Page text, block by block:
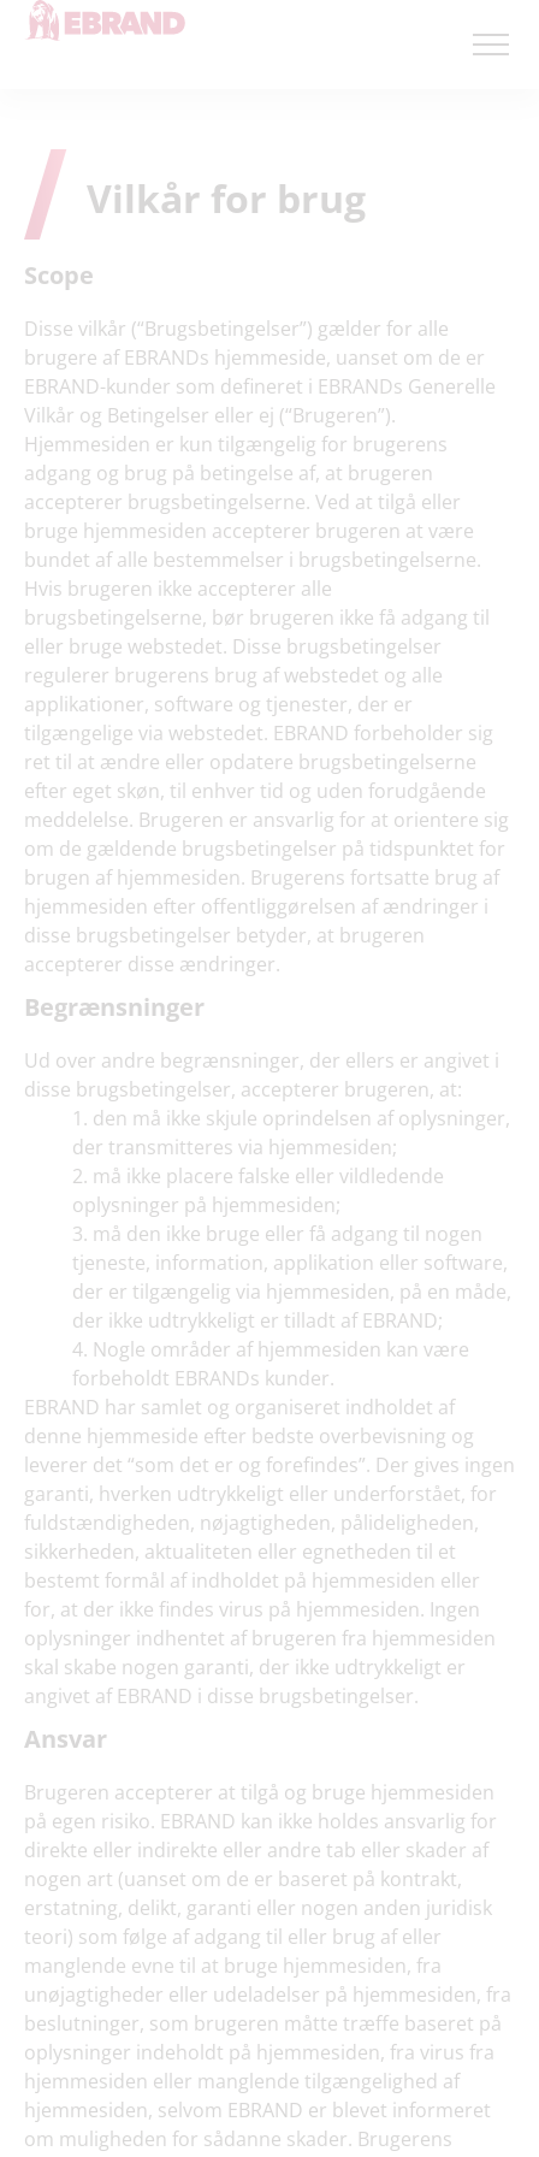
Vilkår for brug
Scope
Disse vilkår (“Brugsbetingelser”) gælder for alle
brugere af EBRANDs hjemmeside, uanset om de er
EBRAND-kunder som defineret i EBRANDs Generelle
Vilkår og Betingelser eller ej (“Brugeren”).
Hjemmesiden er kun tilgængelig for brugerens
adgang og brug på betingelse af, at brugeren
accepterer brugsbetingelserne. Ved at tilgå eller
bruge hjemmesiden accepterer brugeren at være
bundet af alle bestemmelser i brugsbetingelserne.
Hvis brugeren ikke accepterer alle
brugsbetingelserne, bør brugeren ikke få adgang til
eller bruge webstedet. Disse brugsbetingelser
regulerer brugerens brug af webstedet og alle
applikationer, software og tjenester, der er
tilgængelige via webstedet. EBRAND forbeholder sig
ret til at ændre eller opdatere brugsbetingelserne
efter eget skøn, til enhver tid og uden forudgående
meddelelse. Brugeren er ansvarlig for at orientere sig
om de gældende brugsbetingelser på tidspunktet for
brugen af hjemmesiden. Brugerens fortsatte brug af
hjemmesiden efter offentliggørelsen af ændringer i
disse brugsbetingelser betyder, at brugeren
accepterer disse ændringer.
Begrænsninger
Ud over andre begrænsninger, der ellers er angivet i
disse brugsbetingelser, accepterer brugeren, at:
den må ikke skjule oprindelsen af oplysninger,
der transmitteres via hjemmesiden;
må ikke placere falske eller vildledende
oplysninger på hjemmesiden;
må den ikke bruge eller få adgang til nogen
tjeneste, information, applikation eller software,
der er tilgængelig via hjemmesiden, på en måde,
der ikke udtrykkeligt er tilladt af EBRAND;
Nogle områder af hjemmesiden kan være
forbeholdt EBRANDs kunder.
EBRAND har samlet og organiseret indholdet af
denne hjemmeside efter bedste overbevisning og
leverer det “som det er og forefindes”. Der gives ingen
garanti, hverken udtrykkeligt eller underforstået, for
fuldstændigheden, nøjagtigheden, pålideligheden,
sikkerheden, aktualiteten eller egnetheden til et
bestemt formål af indholdet på hjemmesiden eller
for, at der ikke findes virus på hjemmesiden. Ingen
oplysninger indhentet af brugeren fra hjemmesiden
skal skabe nogen garanti, der ikke udtrykkeligt er
angivet af EBRAND i disse brugsbetingelser.
Ansvar
Brugeren accepterer at tilgå og bruge hjemmesiden
på egen risiko. EBRAND kan ikke holdes ansvarlig for
direkte eller indirekte eller andre tab eller skader af
nogen art (uanset om de er baseret på kontrakt,
erstatning, delikt, garanti eller nogen anden juridisk
teori) som følge af adgang til eller brug af eller
manglende evne til at bruge hjemmesiden, fra
unøjagtigheder eller udeladelser på hjemmesiden, fra
beslutninger, som brugeren måtte træffe baseret på
oplysninger indeholdt på hjemmesiden, fra virus fra
hjemmesiden eller manglende tilgængelighed af
hjemmesiden, selvom EBRAND er blevet informeret
om muligheden for sådanne skader. Brugerens